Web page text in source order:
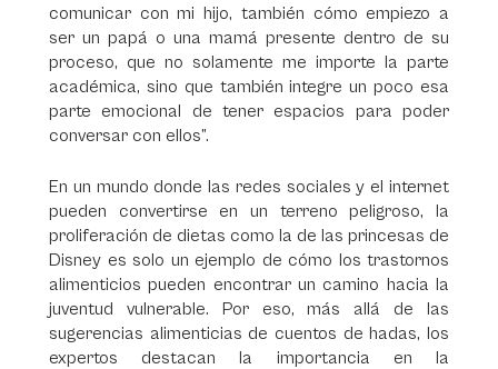
comunicar con mi hijo, también cómo empiezo a
ser un papá o una mamá presente dentro de su
proceso, que no solamente me importe la parte
académica, sino que también integre un poco esa
parte emocional de tener espacios para poder
conversar con ellos”.
En un mundo donde las redes sociales y el internet
pueden convertirse en un terreno peligroso, la
proliferación de dietas como la de las princesas de
Disney es solo un ejemplo de cómo los trastornos
alimenticios pueden encontrar un camino hacia la
juventud vulnerable. Por eso, más allá de las
sugerencias alimenticias de cuentos de hadas, los
expertos destacan la importancia en la